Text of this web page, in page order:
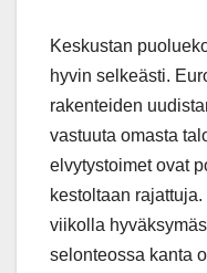
Keskustan
hyvin selkeästi.
rakenteiden
vastuuta omasta
elvytystoimet ovat
kestoltaan
viikolla
selonteossa kanta